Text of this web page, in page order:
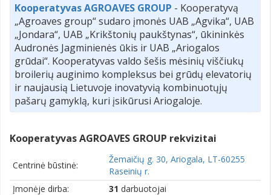
Kooperatyvas AGROAVES GROUP - Kooperatyvą
„Agroaves group“ sudaro įmonės UAB „Agvika“, UAB
„Jondara“, UAB „Krikštonių paukštynas“, ūkininkės
Audronės Jagminienės ūkis ir UAB „Ariogalos
grūdai“. Kooperatyvas valdo šešis mėsinių viščiukų
broilerių auginimo kompleksus bei grūdų elevatorių
ir naujausią Lietuvoje inovatyvią kombinuotųjų
pašarų gamyklą, kuri įsikūrusi Ariogaloje.
Kooperatyvas AGROAVES GROUP rekvizitai
Centrinė būstinė:
Žemaičių g. 30, Ariogala, LT-60255
Raseinių r.
Įmonėje dirba:
31 darbuotojai